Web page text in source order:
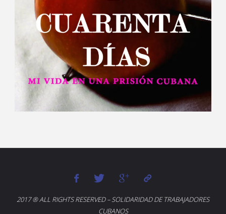
2017 ® ALL RIGHTS RESERVED – SOLIDARIDAD DE TRABAJADORES
CUBANOS